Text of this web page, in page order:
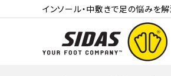
インソール・中敷きで足の悩みを